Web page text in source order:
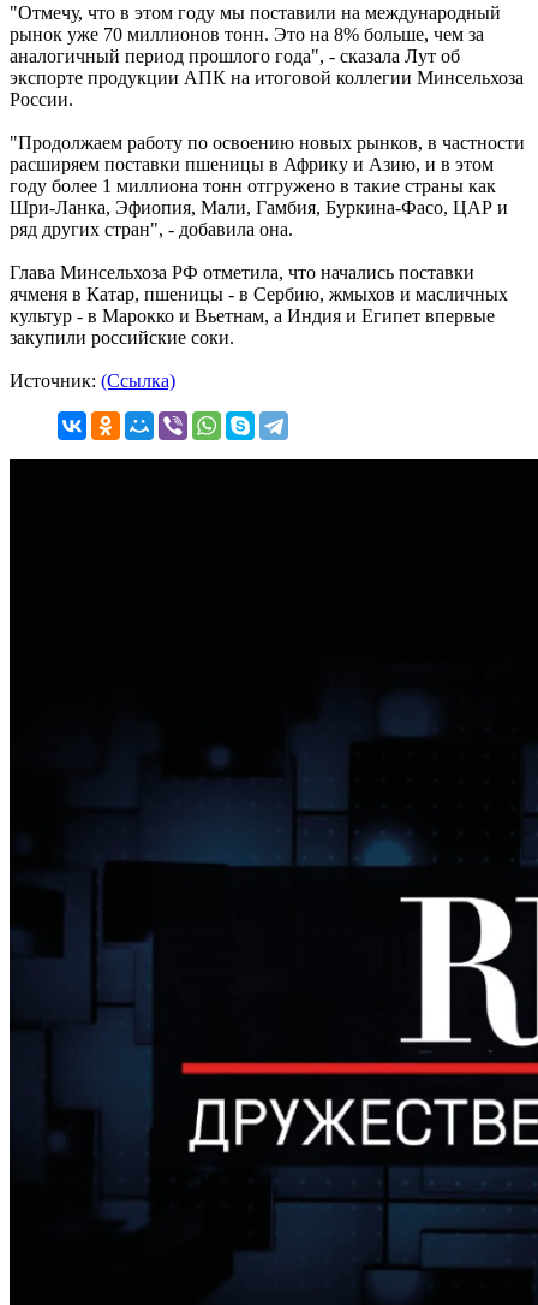
"Отмечу, что в этом году мы поставили на международный
рынок уже 70 миллионов тонн. Это на 8% больше, чем за
аналогичный период прошлого года", - сказала Лут об
экспорте продукции АПК на итоговой коллегии Минсельхоза
России.
"Продолжаем работу по освоению новых рынков, в частности
расширяем поставки пшеницы в Африку и Азию, и в этом
году более 1 миллиона тонн отгружено в такие страны как
Шри-Ланка, Эфиопия, Мали, Гамбия, Буркина-Фасо, ЦАР и
ряд других стран", - добавила она.
Глава Минсельхоза РФ отметила, что начались поставки
ячменя в Катар, пшеницы - в Сербию, жмыхов и масличных
культур - в Марокко и Вьетнам, а Индия и Египет впервые
закупили российские соки.
Источник: (Ссылка)